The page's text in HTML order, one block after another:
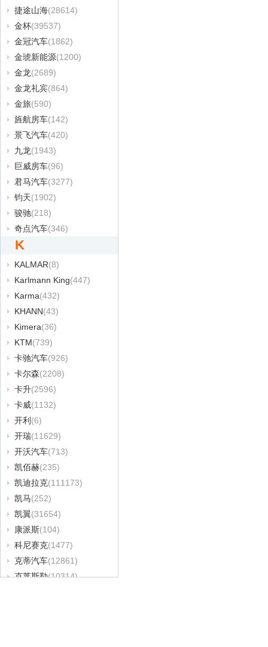
捷途山海(28614)
金杯(39537)
金冠汽车(1862)
金琥新能源(1200)
金龙(2689)
金龙礼宾(864)
金旅(590)
旌航房车(142)
景飞汽车(420)
九龙(1943)
巨威房车(96)
君马汽车(3277)
钧天(1902)
骏驰(218)
奇点汽车(346)
K
KALMAR(8)
Karlmann King(447)
Karma(432)
KHANN(43)
Kimera(36)
KTM(739)
卡驰汽车(926)
卡尔森(2208)
卡升(2596)
卡威(1132)
开利 (6)
开瑞(11629)
开沃汽车(713)
凯佰赫(235)
凯迪拉克(111173)
凯马(252)
凯翼(31654)
康派斯(104)
科尼赛克(1477)
克蒂汽车(12861)
克莱斯勒(10314)